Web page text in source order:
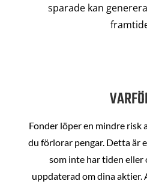
sparade kan
Fonder löper en mindre risk
du förlorar pengar. Detta är
som inte har tiden eller
uppdaterad om dina aktier.